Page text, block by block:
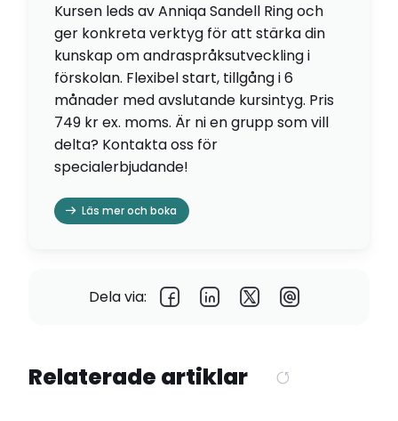
Kursen leds av Anniqa Sandell Ring och
ger konkreta verktyg för att stärka din
kunskap om andraspråksutveckling i
förskolan. Flexibel start, tillgång i 6
månader med avslutande kursintyg. Pris
749 kr ex. moms. Är ni en grupp som vill
delta? Kontakta oss för
specialerbjudande!
Läs mer och boka
Dela via:
Relaterade artiklar